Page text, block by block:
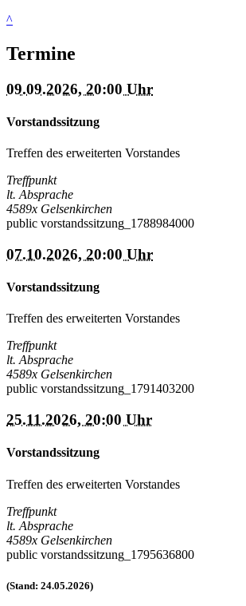
^
Termine
09.09.2026, 20:00 Uhr
Vorstandssitzung
Treffen des erweiterten Vorstandes
Treffpunkt
lt. Absprache
4589x Gelsenkirchen
public vorstandssitzung_1788984000
07.10.2026, 20:00 Uhr
Vorstandssitzung
Treffen des erweiterten Vorstandes
Treffpunkt
lt. Absprache
4589x Gelsenkirchen
public vorstandssitzung_1791403200
25.11.2026, 20:00 Uhr
Vorstandssitzung
Treffen des erweiterten Vorstandes
Treffpunkt
lt. Absprache
4589x Gelsenkirchen
public vorstandssitzung_1795636800
(Stand: 24.05.2026)